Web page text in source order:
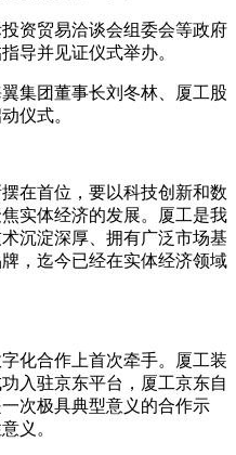
资贸易洽谈会组委会等政府
导并见证仪式举办。
集团董事长刘冬林、厦工股
仪式。
在首位，要以科技创新和数
实体经济的发展。厦工是我
沉淀深厚、拥有广泛市场基
，迄今已经在实体经济领域
化合作上首次牵手。厦工装
入驻京东平台，厦工京东自
次极具典型意义的合作示
义。